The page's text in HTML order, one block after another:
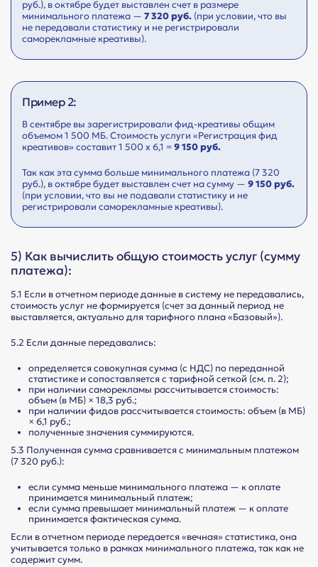
руб.), в октябре будет выставлен счет в размере
минимального платежа — 7 320 руб. (при условии, что вы
не передавали статистику и не регистрировали
саморекламные креативы).
Пример 2:
В сентябре вы зарегистрировали фид-креативы общим
объемом 1 500 МБ. Стоимость услуги «Регистрация фид
креативов» составит 1 500 х 6,1 =9 150 руб.
Так как эта сумма больше минимального платежа (7 320
руб.), в октябре будет выставлен счет на сумму — 9 150 руб.
(при условии, что вы не подавали статистику и не
регистрировали саморекламные креативы).
5) Как вычислить общую стоимость услуг (сумму
платежа):
5.1 Если в отчетном периоде данные в систему не передавались,
стоимость услуг не формируется (счет за данный период не
выставляется, актуально для тарифного плана «Базовый»).
5.2 Если данные передавались:
определяется совокупная сумма (с НДС) по переданной
статистике и сопоставляется с тарифной сеткой (см. п. 2);
при наличии саморекламы рассчитывается стоимость:
объем (в МБ) × 18,3 руб.;
при наличии фидов рассчитывается стоимость: объем (в МБ)
× 6,1 руб.;
полученные значения суммируются.
5.3 Полученная сумма сравнивается с минимальным платежом
(7 320 руб.):
если сумма меньше минимального платежа — к оплате
принимается минимальный платеж;
если сумма превышает минимальный платеж — к оплате
принимается фактическая сумма.
Если в отчетном периоде передается «вечная» статистика, она
учитывается только в рамках минимального платежа, так как не
содержит сумм.